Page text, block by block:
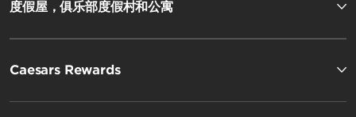
度假屋，俱乐部度假村和公寓
Caesars Rewards